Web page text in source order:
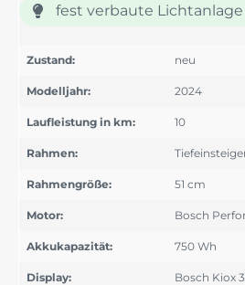
fest verbaute Lichtanlage
Zustand: neu
Modelljahr: 2024
Laufleistung in km: 10
Rahmen:
Rahmengröße: 51 cm
Motor: Bosch
Akkukapazität: 750 Wh
Display: Bosch Kiox